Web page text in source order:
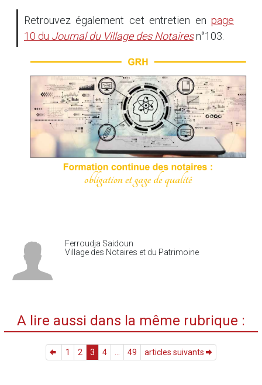
Retrouvez également cet entretien en page
10 du Journal du Village des Notairesn°103.
Ferroudja Saidoun
Village des Notaires et du Patrimoine
A lire aussi dans la même rubrique :
1 2 3 4 49 articles suivants